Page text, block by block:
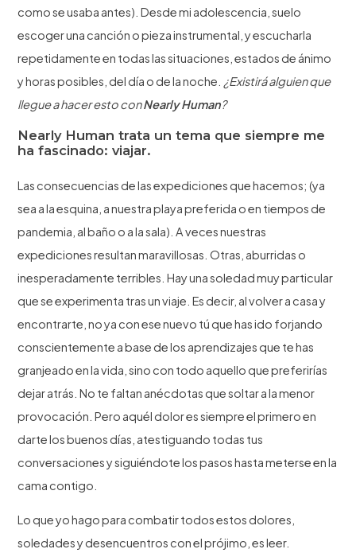
como se usaba antes). Desde mi adolescencia, suelo
escoger una canción o pieza instrumental, y escucharla
repetidamente en todas las situaciones, estados de ánimo
y horas posibles, del día o de la noche. ¿Existirá alguien que
llegue a hacer esto conNearly Human?
Nearly Human trata un tema que siempre me
ha fascinado: viajar.
Las consecuencias de las expediciones que hacemos; (ya
sea a la esquina, a nuestra playa preferida o en tiempos de
pandemia, al baño o a la sala). A veces nuestras
expediciones resultan maravillosas. Otras, aburridas o
inesperadamente terribles. Hay una soledad muy particular
que se experimenta tras un viaje. Es decir, al volver a casa y
encontrarte, no ya con ese nuevo tú que has ido forjando
conscientemente a base de los aprendizajes que te has
granjeado en la vida, sino con todo aquello que preferirías
dejar atrás. No te faltan anécdotas que soltar a la menor
provocación. Pero aquél dolor es siempre el primero en
darte los buenos días, atestiguando todas tus
conversaciones y siguiéndote los pasos hasta meterse en la
cama contigo.
Lo que yo hago para combatir todos estos dolores,
soledades y desencuentros con el prójimo, es leer.